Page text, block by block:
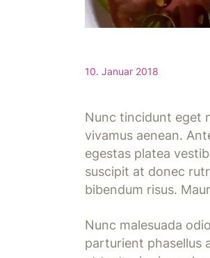
10. Januar 2018
Nunc tincidunt eget
vivamus aenean.
egestas platea
suscipit at donec
bibendum risus.
Nunc malesuada
parturient phasellus